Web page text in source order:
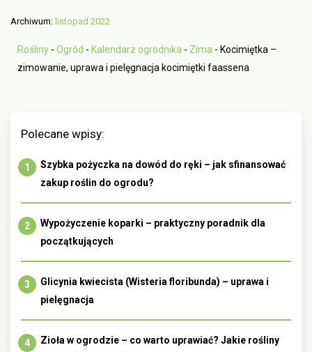
Archiwum: listopad 2022
Rośliny - Ogród - Kalendarz ogrodnika - Zima - Kocimiętka –
zimowanie, uprawa i pielęgnacja kocimiętki faassena
Polecane wpisy:
Szybka pożyczka na dowód do ręki – jak sfinansować
zakup roślin do ogrodu?
Wypożyczenie koparki – praktyczny poradnik dla
początkujących
Glicynia kwiecista (Wisteria floribunda) – uprawa i
pielęgnacja
Zioła w ogrodzie – co warto uprawiać? Jakie rośliny